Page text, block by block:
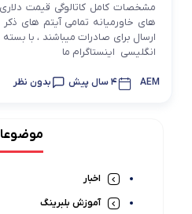
مشخصات کامل کاتالوگی قیمت
های خاورمیانه تمامی آیتم های
ارسال برای صادرات میباشند ، با
انگلیسی اینستاگرام ما
AEM 4 سال پیش بدون نظر
اخبار
آموزش بلبرینگ